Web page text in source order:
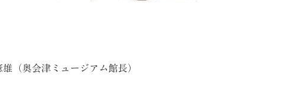
雄（奥会津ミュージアム館長）